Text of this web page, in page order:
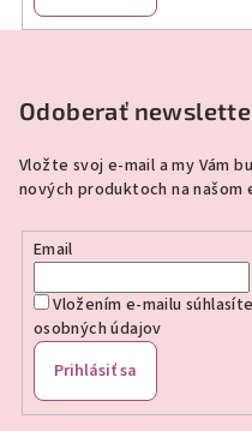
Odoberať
Vložte svoj e-mail a my Vám
nových produktoch na našom
Email
Vložením e-mailu
osobných údajov
Prihlásiť sa